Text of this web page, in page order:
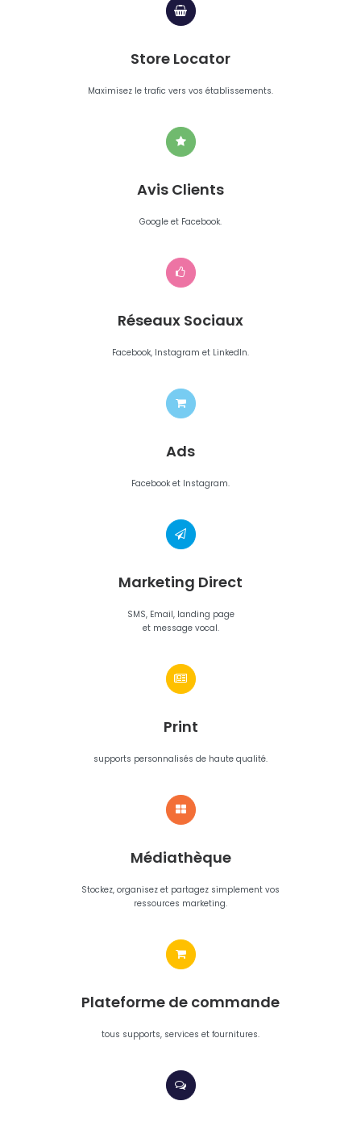
comme Digitaleo ?
Store Locator
Maximisez le trafic vers vos établissements.
Avis Clients
Google et Facebook.
Réseaux Sociaux
Facebook, Instagram et LinkedIn.
Ads
Facebook et Instagram.
Marketing Direct
SMS, Email, landing page
et message vocal.
Print
supports personnalisés de haute qualité.
Médiathèque
Stockez, organisez et partagez simplement vos
ressources marketing.
Plateforme de commande
tous supports, services et fournitures.